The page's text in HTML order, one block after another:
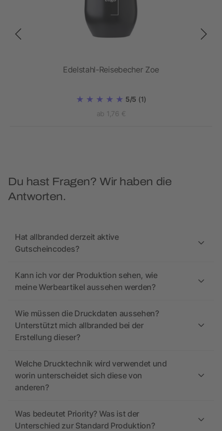
Edelstahl-Reisebecher Zoe
5/5 (1)
ab 1,76 €
Du hast Fragen? Wir haben die
Antworten.
Hat allbranded derzeit aktive
Gutscheincodes?
Kann ich vor der Produktion sehen, wie
meine Werbeartikel aussehen werden?
Wie müssen die Druckdaten aussehen?
Unterstützt mich allbranded bei der
Erstellung dieser?
Welche Drucktechnik wird verwendet und
worin unterscheidet sich diese von
anderen?
Was bedeutet Priority? Was ist der
Unterschied zur Standard Produktion?